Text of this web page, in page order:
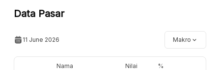
Data Pasar
11 June 2026 Makro
Nama Nilai %